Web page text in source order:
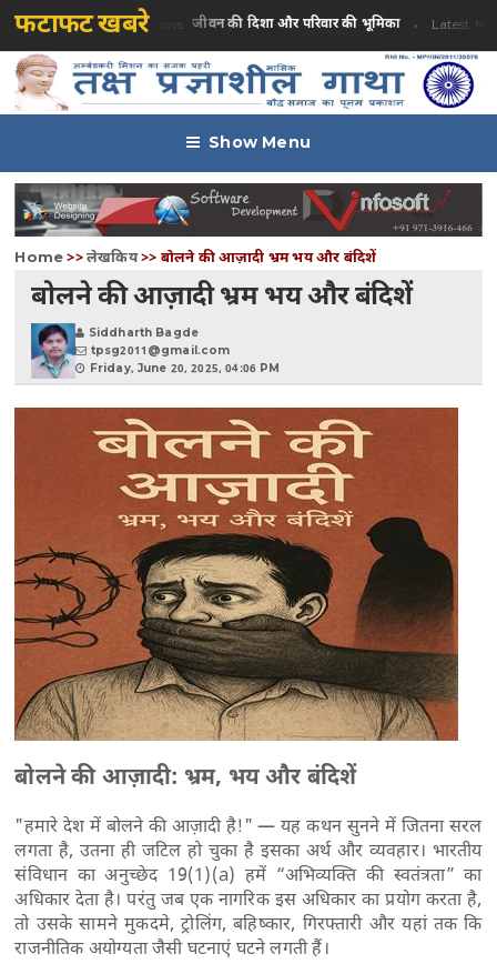
फटाफट खबरे
Latest News जीवन की दिशा और परिवार की भूमिका Latest News
Show Menu
Home>>लेखकिय>> बोलने की आज़ादी भ्रम भय और बंदिशें
बोलने की आज़ादी भ्रम भय और बंदिशें
Siddharth Bagde
tpsg2011@gmail.com
Friday, June 20, 2025, 04:06 PM
बोलने की आज़ादी: भ्रम, भय और बंदिशें
"हमारे देश में बोलने की आज़ादी है!" — यह कथन सुनने में जितना सरल
लगता है, उतना ही जटिल हो चुका है इसका अर्थ और व्यवहार। भारतीय
संविधान का अनुच्छेद 19(1)(a) हमें “अभिव्यक्ति की स्वतंत्रता” का
अधिकार देता है। परंतु जब एक नागरिक इस अधिकार का प्रयोग करता है,
तो उसके सामने मुकदमे, ट्रोलिंग, बहिष्कार, गिरफ्तारी और यहां तक कि
राजनीतिक अयोग्यता जैसी घटनाएं घटने लगती हैं।